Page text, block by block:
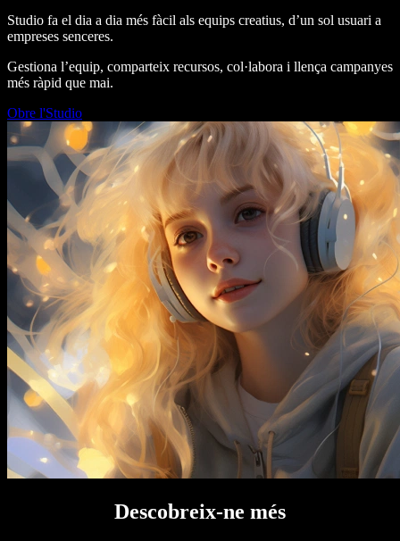
Studio fa el dia a dia més fàcil als equips creatius, d’un sol usuari a
empreses senceres.
Gestiona l’equip, comparteix recursos, col·labora i llença campanyes
més ràpid que mai.
Obre l'Studio
Descobreix-ne més